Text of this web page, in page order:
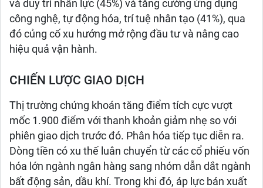
và duy trì nhân lực (45%) và tăng cường ứng dụng
công nghệ, tự động hóa, trí tuệ nhân tạo (41%), qua
đó củng cố xu hướng mở rộng đầu tư và nâng cao
hiệu quả vận hành.
CHIẾN LƯỢC GIAO DỊCH
Thị trường chứng khoán tăng điểm tích cực vượt
mốc 1.900 điểm với thanh khoản giảm nhẹ so với
phiên giao dịch trước đó. Phân hóa tiếp tục diễn ra.
Dòng tiền có xu thế luân chuyển từ các cổ phiếu vốn
hóa lớn ngành ngân hàng sang nhóm dẫn dắt ngành
bất động sản, dầu khí. Trong khi đó, áp lực bán xuất